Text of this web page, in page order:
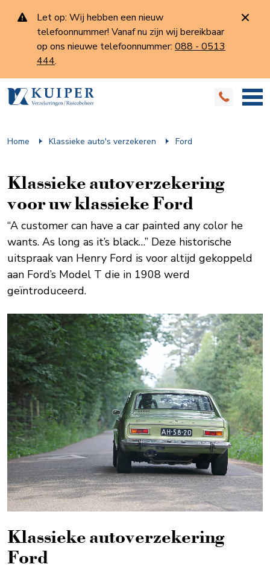
Let op: Wij hebben een nieuw
telefoonnummer! Vanaf nu zijn wij bereikbaar
op ons nieuwe telefoonnummer: 088 - 0513
444.
Home Klassieke auto's verzekeren Ford
Klassieke auto­verzekering
voor uw klassieke Ford
“A customer can have a car painted any color he
wants. As long as it’s black…” Deze historische
uitspraak van Henry Ford is voor altijd gekoppeld
aan Ford’s Model T die in 1908 werd
geïntroduceerd.
Klassieke auto­verzekering
Ford